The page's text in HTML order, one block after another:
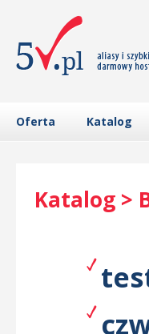
Oferta Katalog
Katalog >